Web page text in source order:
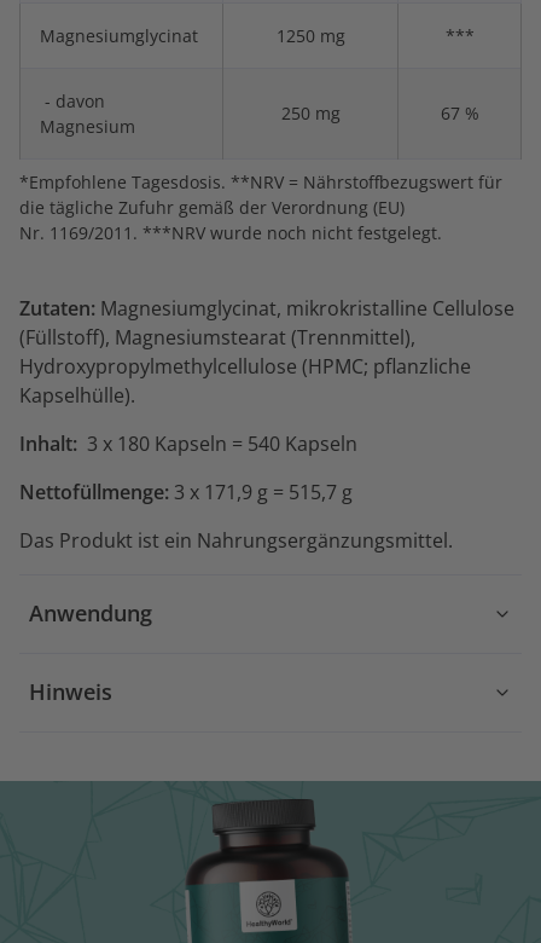
Magnesiumglycinat 1250 mg ***
- davon
Magnesium
250 mg 67 %
*Empfohlene Tagesdosis. **NRV = Nährstoffbezugswert für
die tägliche Zufuhr gemäß der Verordnung (EU)
Nr. 1169/2011. ***NRV wurde noch nicht festgelegt.
Zutaten: Magnesiumglycinat, mikrokristalline Cellulose
(Füllstoff), Magnesiumstearat (Trennmittel),
Hydroxypropylmethylcellulose (HPMC; pflanzliche
Kapselhülle).
Inhalt: 3 x 180 Kapseln = 540 Kapseln
Nettofüllmenge: 3 x 171,9 g = 515,7 g
Das Produkt ist ein Nahrungsergänzungsmittel.
Anwendung
Hinweis